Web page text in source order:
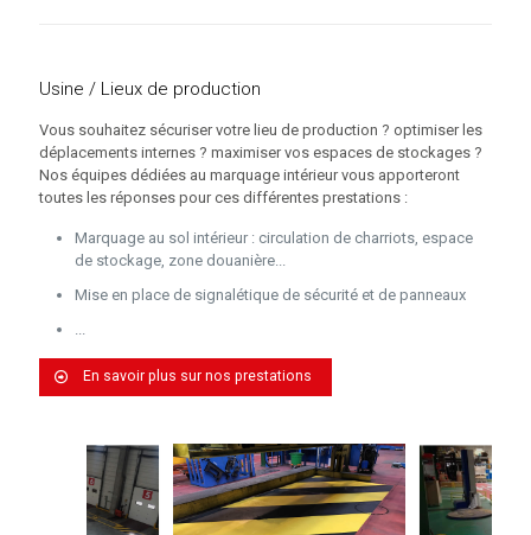
Usine / Lieux de production
Vous souhaitez sécuriser votre lieu de production ? optimiser les
déplacements internes ? maximiser vos espaces de stockages ?
Nos équipes dédiées au marquage intérieur vous apporteront
toutes les réponses pour ces différentes prestations :
Marquage au sol intérieur : circulation de charriots, espace
de stockage, zone douanière...
Mise en place de signalétique de sécurité et de panneaux
En savoir plus sur nos prestations